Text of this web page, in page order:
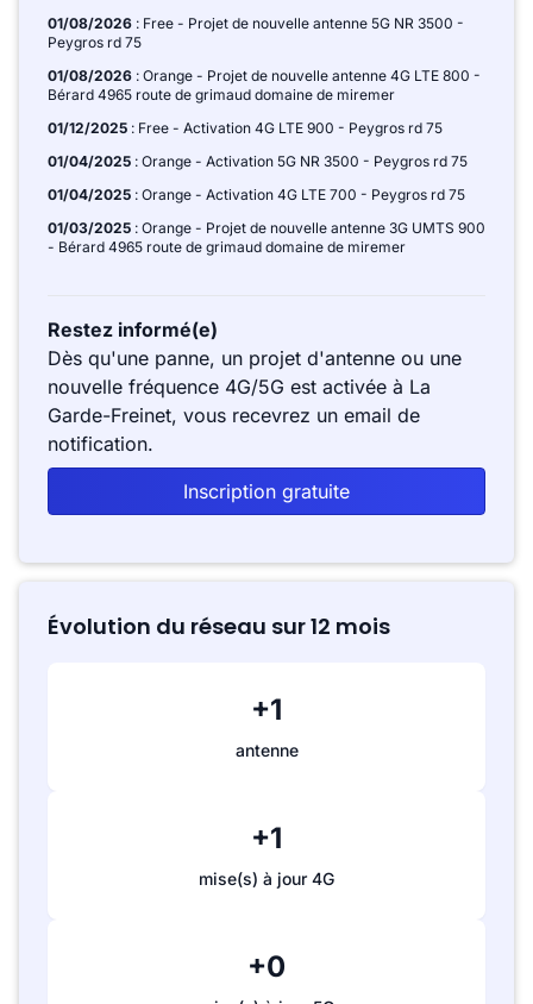
01/08/2026 : Free - Projet de nouvelle antenne 5G NR 3500 -
Peygros rd 75
01/08/2026 : Orange - Projet de nouvelle antenne 4G LTE 800 -
Bérard 4965 route de grimaud domaine de miremer
01/12/2025 : Free - Activation 4G LTE 900 - Peygros rd 75
01/04/2025 : Orange - Activation 5G NR 3500 - Peygros rd 75
01/04/2025 : Orange - Activation 4G LTE 700 - Peygros rd 75
01/03/2025 : Orange - Projet de nouvelle antenne 3G UMTS 900
- Bérard 4965 route de grimaud domaine de miremer
Restez informé(e)
Dès qu'une panne, un projet d'antenne ou une
nouvelle fréquence 4G/5G est activée à La
Garde-Freinet, vous recevrez un email de
notification.
Inscription gratuite
Évolution du réseau sur 12 mois
+1
antenne
+1
mise(s) à jour 4G
+0